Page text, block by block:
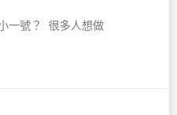
一號？ 󠀠 很多人想做